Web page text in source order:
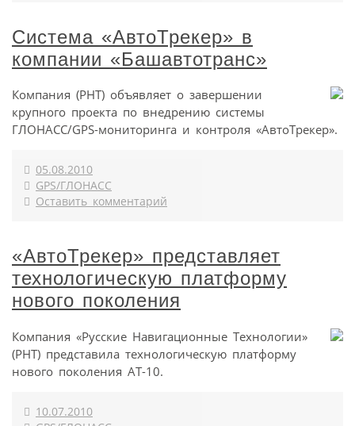
Система «АвтоТрекер» в
компании «Башавтотранс»
Компания (РНТ) объявляет о завершении
крупного проекта по внедрению системы
ГЛОНАСС/GPS-мониторинга и контроля «АвтоТрекер».
05.08.2010
GPS/ГЛОНАСС
Оставить комментарий
«АвтоТрекер» представляет
технологическую платформу
нового поколения
Компания «Русские Навигационные Технологии»
(РНТ) представила технологическую платформу
нового поколения АТ-10.
10.07.2010